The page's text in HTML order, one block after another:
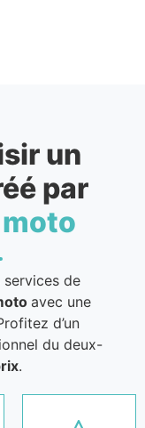
un
par
de
avec une
d’un
du deux-
.